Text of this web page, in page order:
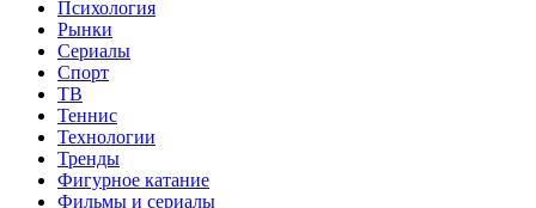
Психология
Рынки
Сериалы
Спорт
ТВ
Теннис
Технологии
Тренды
Фигурное катание
Фильмы и сериалы